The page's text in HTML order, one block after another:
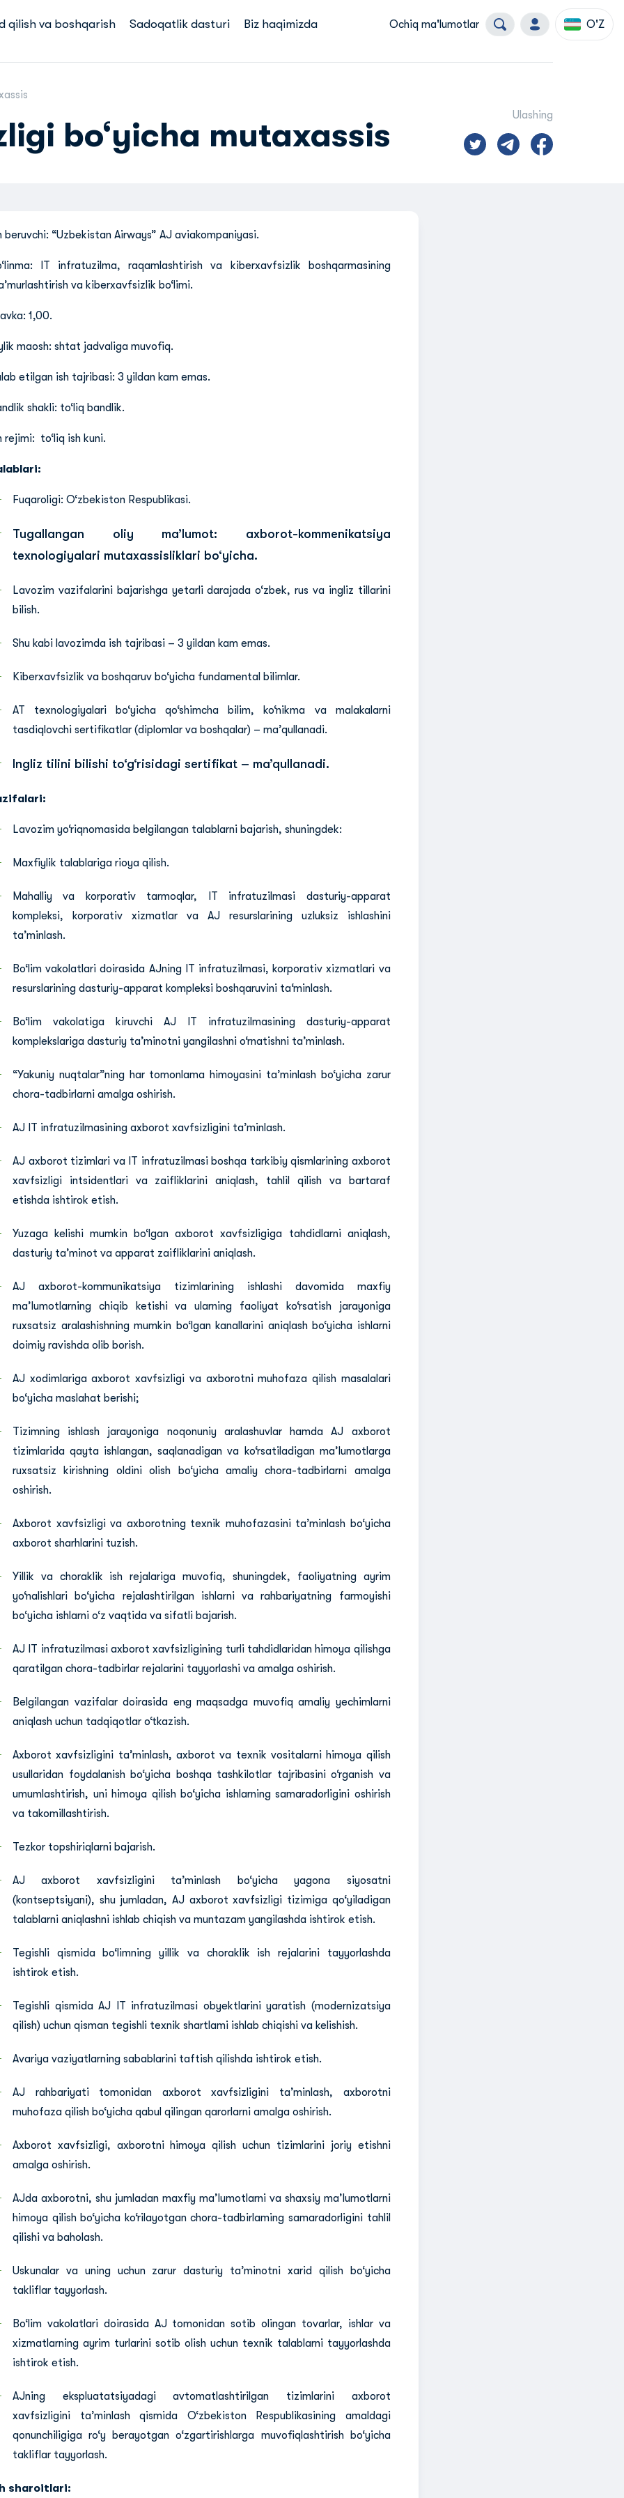
qilish va boshqarish Sadoqatlik dasturi Biz haqimizda Ochiq ma'lumotlar O'Z
bo‘yicha mutaxassis
Ulashing
beruvchi: “Uzbekistan Airways” AJ aviakompaniyasi.
IT infratuzilma, raqamlashtirish va kiberxavfsizlik boshqarmasining
va kiberxavfsizlik bo‘limi.
1,00.
maosh: shtat jadvaliga muvofiq.
etilgan ish tajribasi: 3 yildan kam emas.
shakli: to‘liq bandlik.
rejimi: to‘liq ish kuni.
Fuqaroligi: O‘zbekiston Respublikasi.
Tugallangan oliy ma’lumot: axborot-kommenikatsiya
texnologiyalari mutaxassisliklari bo‘yicha.
Lavozim vazifalarini bajarishga yetarli darajada o‘zbek, rus va ingliz tillarini
bilish.
Shu kabi lavozimda ish tajribasi – 3 yildan kam emas.
Kiberxavfsizlik va boshqaruv bo‘yicha fundamental bilimlar.
AT texnologiyalari bo‘yicha qo‘shimcha bilim, ko‘nikma va malakalarni
tasdiqlovchi sertifikatlar (diplomlar va boshqalar) – ma’qullanadi.
Ingliz tilini bilishi to‘g‘risidagi sertifikat – ma’qullanadi.
Lavozim yo‘riqnomasida belgilangan talablarni bajarish, shuningdek:
Maxfiylik talablariga rioya qilish.
Mahalliy va korporativ tarmoqlar, IT infratuzilmasi dasturiy-apparat
kompleksi, korporativ xizmatlar va AJ resurslarining uzluksiz ishlashini
ta’minlash.
Bo‘lim vakolatlari doirasida AJning IT infratuzilmasi, korporativ xizmatlari va
resurslarining dasturiy-apparat kompleksi boshqaruvini ta‘minlash.
Bo‘lim vakolatiga kiruvchi AJ IT infratuzilmasining dasturiy-apparat
komplekslariga dasturiy ta’minotni yangilashni o‘rnatishni ta’minlash.
“Yakuniy nuqtalar”ning har tomonlama himoyasini ta’minlash bo‘yicha zarur
chora-tadbirlarni amalga oshirish.
AJ IT infratuzilmasining axborot xavfsizligini ta’minlash.
AJ axborot tizimlari va IT infratuzilmasi boshqa tarkibiy qismlarining axborot
xavfsizligi intsidentlari va zaifliklarini aniqlash, tahlil qilish va bartaraf
etishda ishtirok etish.
Yuzaga kelishi mumkin bo‘lgan axborot xavfsizligiga tahdidlarni aniqlash,
dasturiy ta’minot va apparat zaifliklarini aniqlash.
AJ axborot-kommunikatsiya tizimlarining ishlashi davomida maxfiy
ma’lumotlarning chiqib ketishi va ularning faoliyat ko‘rsatish jarayoniga
ruxsatsiz aralashishning mumkin bo‘lgan kanallarini aniqlash bo‘yicha ishlarni
doimiy ravishda olib borish.
AJ xodimlariga axborot xavfsizligi va axborotni muhofaza qilish masalalari
bo‘yicha maslahat berishi;
Tizimning ishlash jarayoniga noqonuniy aralashuvlar hamda AJ axborot
tizimlarida qayta ishlangan, saqlanadigan va ko‘rsatiladigan ma’lumotlarga
ruxsatsiz kirishning oldini olish bo‘yicha amaliy chora-tadbirlarni amalga
oshirish.
Axborot xavfsizligi va axborotning texnik muhofazasini ta’minlash bo‘yicha
axborot sharhlarini tuzish.
Yillik va choraklik ish rejalariga muvofiq, shuningdek, faoliyatning ayrim
yo‘nalishlari bo‘yicha rejalashtirilgan ishlarni va rahbariyatning farmoyishi
bo‘yicha ishlarni o‘z vaqtida va sifatli bajarish.
AJ IT infratuzilmasi axborot xavfsizligining turli tahdidlaridan himoya qilishga
qaratilgan chora-tadbirlar rejalarini tayyorlashi va amalga oshirish.
Belgilangan vazifalar doirasida eng maqsadga muvofiq amaliy yechimlarni
aniqlash uchun tadqiqotlar o‘tkazish.
Axborot xavfsizligini ta’minlash, axborot va texnik vositalarni himoya qilish
usullaridan foydalanish bo‘yicha boshqa tashkilotlar tajribasini o‘rganish va
umumlashtirish, uni himoya qilish bo‘yicha ishlarning samaradorligini oshirish
va takomillashtirish.
Tezkor topshiriqlarni bajarish.
AJ axborot xavfsizligini ta’minlash bo‘yicha yagona siyosatni
(kontseptsiyani), shu jumladan, AJ axborot xavfsizligi tizimiga qo‘yiladigan
talablarni aniqlashni ishlab chiqish va muntazam yangilashda ishtirok etish.
Tegishli qismida bo‘limning yillik va choraklik ish rejalarini tayyorlashda
ishtirok etish.
Tegishli qismida AJ IT infratuzilmasi obyektlarini yaratish (modernizatsiya
qilish) uchun qisman tegishli texnik shartlami ishlab chiqishi va kelishish.
Avariya vaziyatlarning sabablarini taftish qilishda ishtirok etish.
AJ rahbariyati tomonidan axborot xavfsizligini ta’minlash, axborotni
muhofaza qilish bo‘yicha qabul qilingan qarorlarni amalga oshirish.
Axborot xavfsizligi, axborotni himoya qilish uchun tizimlarini joriy etishni
amalga oshirish.
AJda axborotni, shu jumladan maxfiy ma’lumotlarni va shaxsiy ma’lumotlarni
himoya qilish bo‘yicha ko‘rilayotgan chora-tadbirlaming samaradorligini tahlil
qilishi va baholash.
Uskunalar va uning uchun zarur dasturiy ta’minotni xarid qilish bo‘yicha
takliflar tayyorlash.
Bo‘lim vakolatlari doirasida AJ tomonidan sotib olingan tovarlar, ishlar va
xizmatlarning ayrim turlarini sotib olish uchun texnik talablarni tayyorlashda
ishtirok etish.
AJning ekspluatatsiyadagi avtomatlashtirilgan tizimlarini axborot
xavfsizligini ta’minlash qismida O‘zbekiston Respublikasining amaldagi
qonunchiligiga ro‘y berayotgan o‘zgartirishlarga muvofiqlashtirish bo‘yicha
takliflar tayyorlash.
sharoitlari: